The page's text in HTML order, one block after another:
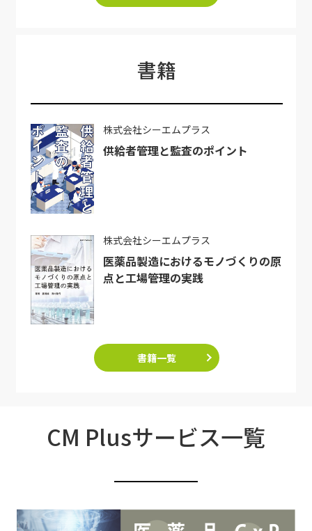
書籍
株式会社シーエムプラス
供給者管理と監査のポイント
株式会社シーエムプラス
医薬品製造におけるモノづくりの原
点と工場管理の実践
書籍一覧
CM Plusサービス一覧